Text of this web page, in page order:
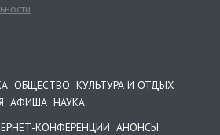
ОБЩЕСТВО КУЛЬТУРА И ОТДЫХ
АФИША НАУКА
КОНФЕРЕНЦИИ АНОНСЫ